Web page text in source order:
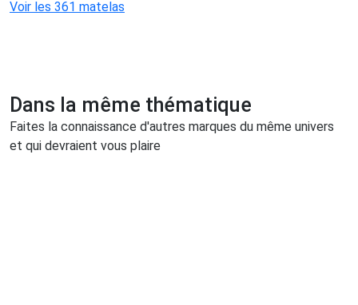
Voir les 361 matelas
Dans la même thématique
Faites la connaissance d'autres marques du même univers
et qui devraient vous plaire